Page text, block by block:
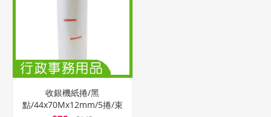
收銀機紙捲/黑
點/44x70Mx12mm/5捲/束